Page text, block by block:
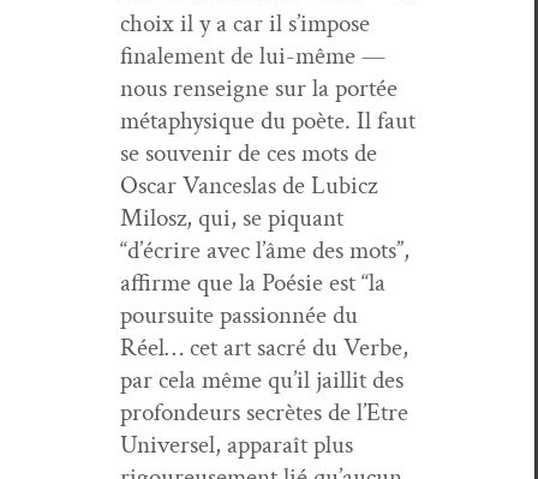
choix il y a car il s’im­pose
finale­ment de lui-même —
nous ren­seigne sur la portée
méta­physique du poète. Il faut
se sou­venir de ces mots de
Oscar Vances­las de Lubicz
Milosz, qui, se piquant
“d’écrire avec l’âme des mots”,
affirme que la Poésie est “la
pour­suite pas­sion­née du
Réel… cet art sacré du Verbe,
par cela même qu’il jail­lit des
pro­fondeurs secrètes de l’E­tre
Uni­versel, appa­raît plus